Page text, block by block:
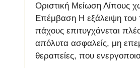
Οριστική Μείωση Λίπους
Επέμβαση Η εξάλειψη του
πάχους επιτυγχάνεται
απόλυτα ασφαλείς, μη
θεραπείες, που